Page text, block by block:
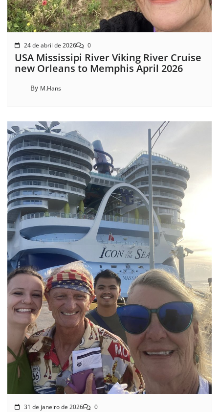
24 de abril de 2026 0
USA Mississipi River Viking River Cruise
new Orleans to Memphis April 2026
By M.Hans
31 de janeiro de 2026 0